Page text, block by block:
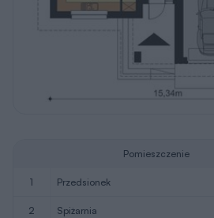
Pomieszczenie
1 przedsionek
2 spiżarnia